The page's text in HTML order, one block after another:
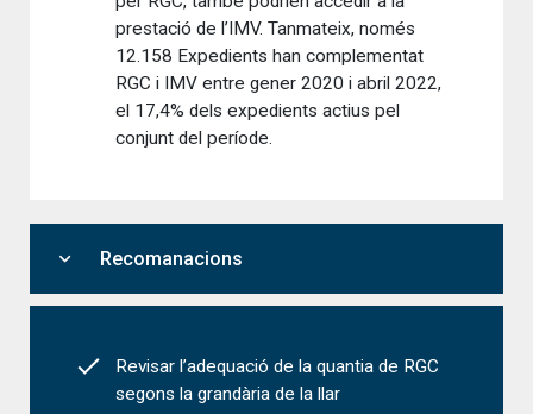
prestació de l’IMV. Tanmateix, només
12.158 Expedients han complementat
RGC i IMV entre gener 2020 i abril 2022,
el 17,4% dels expedients actius pel
conjunt del període.
expand_more Recomanacions
Revisar l’adequació de la quantia de RGC
segons la grandària de la llar